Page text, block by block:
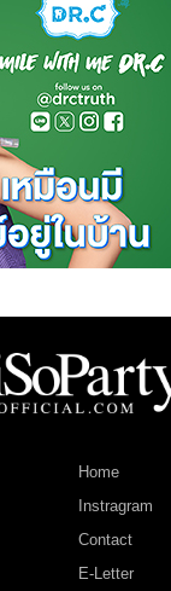
Home
Instragram
Contact
E-Letter